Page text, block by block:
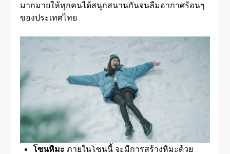
มากมายให้ทุกคนได้สนุกสนานกันจนลืมอากาศร้อนๆ
ของประเทศไทย
โซนหิมะ ภายในโซนนี้ จะมีการสร้างหิมะด้วย